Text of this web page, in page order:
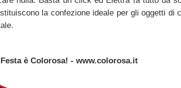
la confezione ideale per gli oggetti di
è Colorosa! - www.colorosa.it